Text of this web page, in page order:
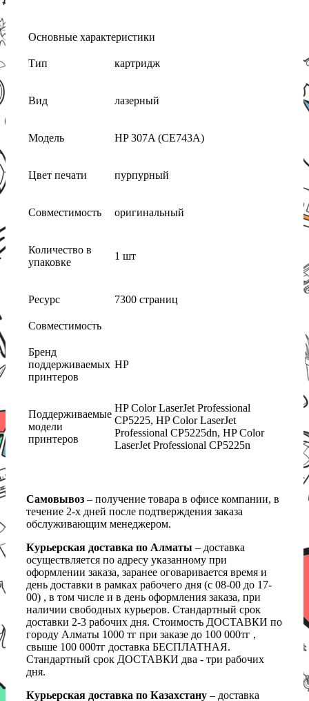
Основные характеристики
Тип картридж
Вид лазерный
Модель HP 307A (CE743A)
Цвет печати пурпурный
Совместимость оригинальный
Количество в
упаковке
1 шт
Ресурс 7300 страниц
Совместимость
Бренд
поддерживаемых
принтеров
HP
Поддерживаемые
модели
принтеров
HP Color LaserJet Professional
CP5225, HP Color LaserJet
Professional CP5225dn, HP Color
LaserJet Professional CP5225n
Самовывоз – получение товара в офисе компании, в
течение 2-х дней после подтверждения заказа
обслуживающим менеджером.
Курьерская доставка по Алматы – доставка
осуществляется по адресу указанному при
оформлении заказа, заранее оговаривается время и
день доставки в рамках рабочего дня (с 08-00 до 17-
00) , в том числе и в день оформления заказа, при
наличии свободных курьеров. Стандартный срок
доставки 2-3 рабочих дня. Стоимость ДОСТАВКИ по
городу Алматы 1000 тг при заказе до 100 000тг ,
свыше 100 000тг доставка БЕСПЛАТНАЯ.
Стандартный срок ДОСТАВКИ два - три рабочих
дня.
Курьерская доставка по Казахстану – доставка